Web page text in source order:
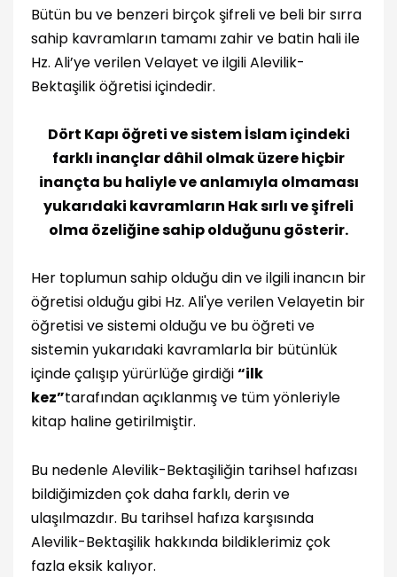
Bütün bu ve benzeri birçok şifreli ve beli bir sırra
sahip kavramların tamamı zahir ve batin hali ile
Hz. Ali’ye verilen Velayet ve ilgili Alevilik-
Bektaşilik öğretisi içindedir.
Dört Kapı öğreti ve sistem İslam içindeki
farklı inançlar dâhil olmak üzere hiçbir
inançta bu haliyle ve anlamıyla olmaması
yukarıdaki kavramların Hak sırlı ve şifreli
olma özeliğine sahip olduğunu gösterir.
Her toplumun sahip olduğu din ve ilgili inancın bir
öğretisi olduğu gibi Hz. Ali'ye verilen Velayetin bir
öğretisi ve sistemi olduğu ve bu öğreti ve
sistemin yukarıdaki kavramlarla bir bütünlük
içinde çalışıp yürürlüğe girdiği“ilk
kez”tarafından açıklanmış ve tüm yönleriyle
kitap haline getirilmiştir.
Bu nedenle Alevilik-Bektaşiliğin tarihsel hafızası
bildiğimizden çok daha farklı, derin ve
ulaşılmazdır. Bu tarihsel hafıza karşısında
Alevilik-Bektaşilik hakkında bildiklerimiz çok
fazla eksik kalıyor.